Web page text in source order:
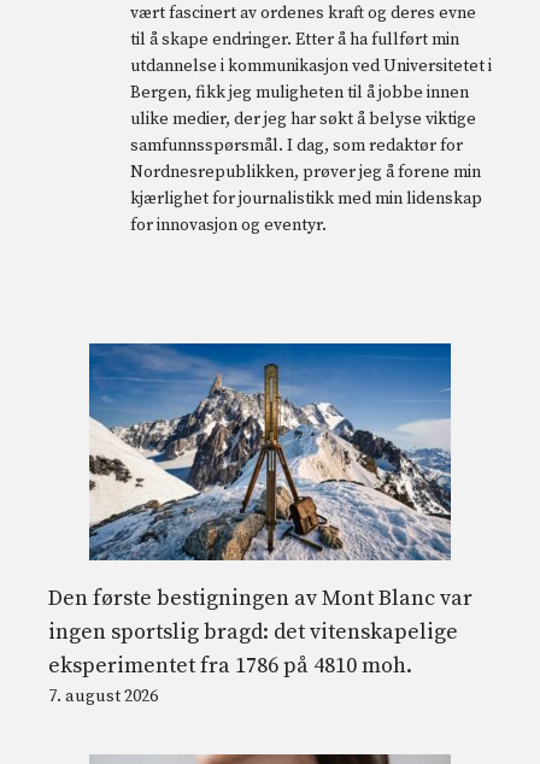
vært fascinert av ordenes kraft og deres evne
til å skape endringer. Etter å ha fullført min
utdannelse i kommunikasjon ved Universitetet i
Bergen, fikk jeg muligheten til å jobbe innen
ulike medier, der jeg har søkt å belyse viktige
samfunnsspørsmål. I dag, som redaktør for
Nordnesrepublikken, prøver jeg å forene min
kjærlighet for journalistikk med min lidenskap
for innovasjon og eventyr.
Den første bestigningen av Mont Blanc var
ingen sportslig bragd: det vitenskapelige
eksperimentet fra 1786 på 4810 moh.
7. august 2026